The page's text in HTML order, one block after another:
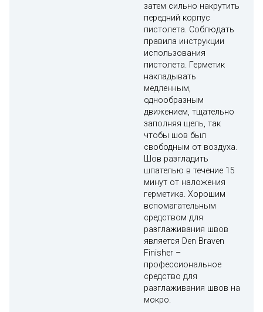
затем сильно накрутить
передний корпус
пистолета. Соблюдать
правила инструкции
использования
пистолета. Герметик
накладывать
медленным,
однообразным
движением, тщательно
заполняя щель, так
чтобы шов был
свободным от воздуха.
Шов разгладить
шпателью в течение 15
минут от наложения
герметика. Хорошим
вспомагательным
средством для
разглаживания швов
является Den Braven
Finisher –
профессиональное
средство для
разглаживания швов на
мокро.